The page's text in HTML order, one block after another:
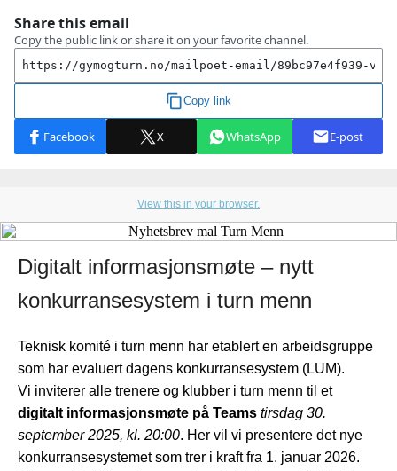
View this in your browser.
Digitalt informasjonsmøte – nytt
konkurransesystem i turn menn
Teknisk komité i turn menn har etablert en arbeidsgruppe
som har evaluert dagens konkurransesystem (LUM).
Vi inviterer alle trenere og klubber i turn menn til et
digitalt informasjonsmøte på Teams tirsdag 30.
september 2025, kl. 20:00. Her vil vi presentere det nye
konkurransesystemet som trer i kraft fra 1. januar 2026.